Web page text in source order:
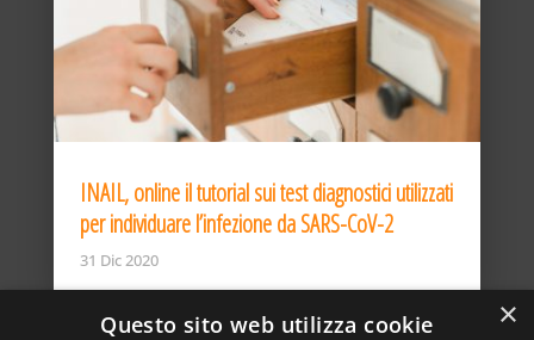
INAIL, online il tutorial sui test diagnostici utilizzati
per individuare l’infezione da SARS-CoV-2
31 Dic 2020
×
Questo sito web utilizza cookie